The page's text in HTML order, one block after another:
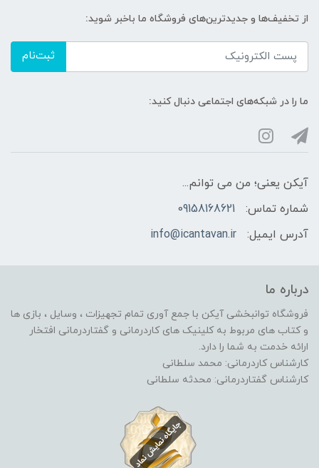
از تخفیف‌ها و جدیدترین‌های فروشگاه ما باخبر شوید:
ثبت‌نام
ما را در شبکه‌های اجتماعی دنبال کنید:
آیکن یعنی؛ من می توانم...
شماره تماس:
09158168621
آدرس ایمیل:
info@icantavan.ir
درباره ما
فروشگاه توانبخشی آیکن با جمع آوری تمام تجهیزات ، وسایل ، بازی ها
و کتاب های مربوط به کلینیک های کاردرمانی و گفتاردرمانی افتخار
ارائه خدمت به شما را دارد.
کارشناس کاردرمانی: محمد سلطانی
کارشناس گفتاردرمانی: محدثه سلطانی